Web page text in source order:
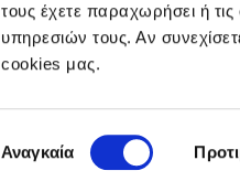
τους έχετε παραχωρήσει ή
υπηρεσιών τους. Αν
cookies μας.
συγκατάθεσης
Αναγκαία